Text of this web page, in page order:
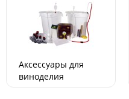
Аксессуары для
виноделия